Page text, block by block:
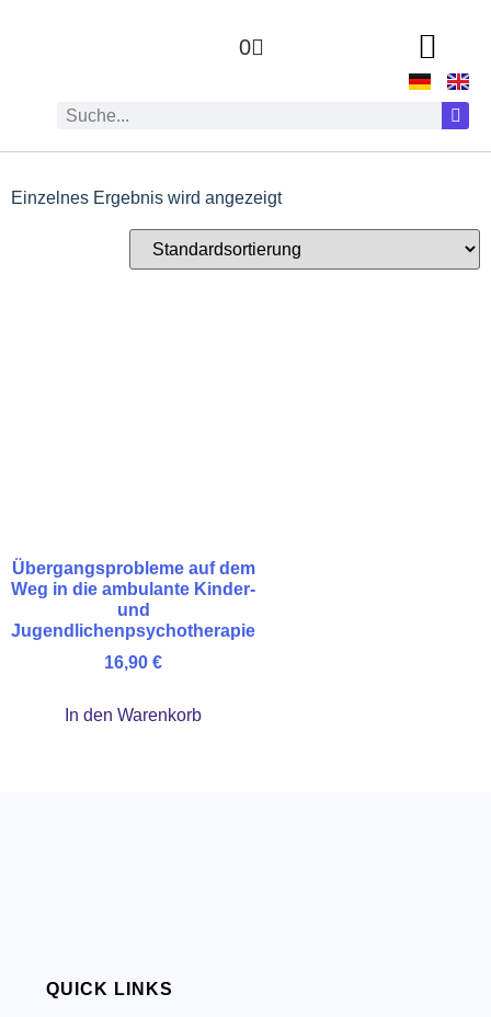
0
Einzelnes Ergebnis wird angezeigt
Übergangsprobleme auf dem
Weg in die ambulante Kinder-
und
Jugendlichenpsychotherapie
16,90 €
In den Warenkorb
QUICK LINKS